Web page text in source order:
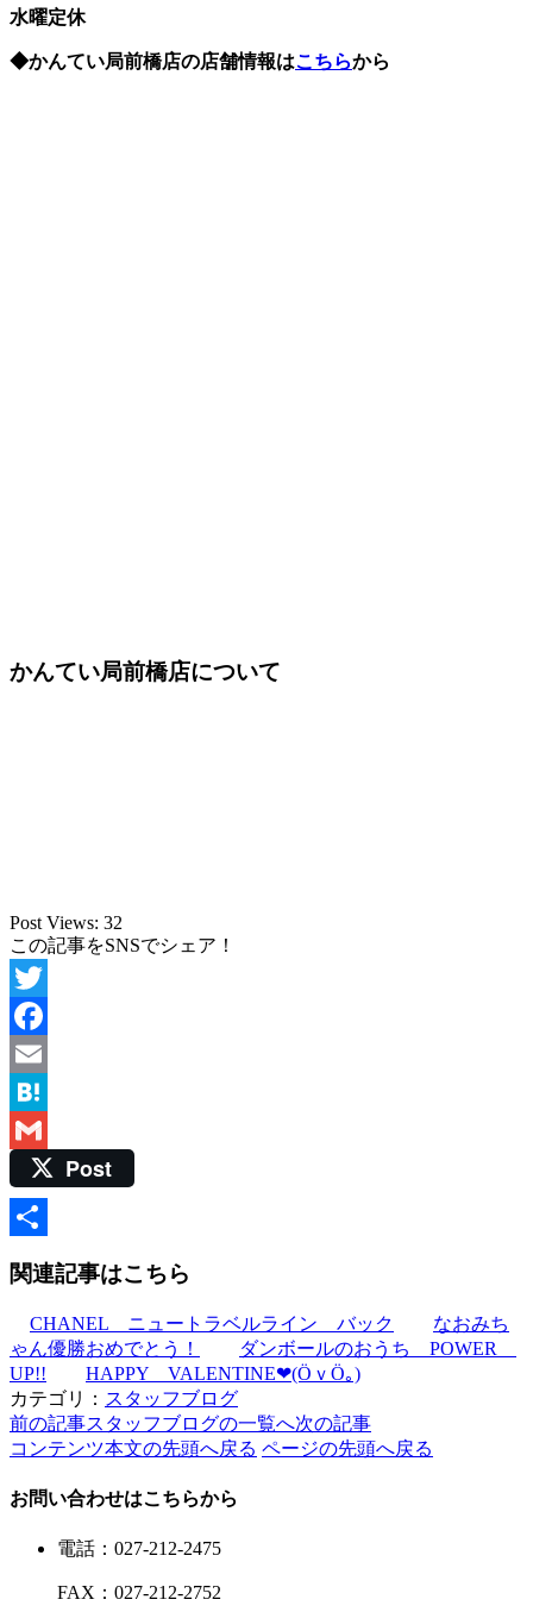
水曜定休
◆かんてい局前橋店の店舗情報はこちらから
かんてい局前橋店について
Post Views: 32
この記事をSNSでシェア！
Twitter
Facebook
Email
Hatena
Gmail
Post
関連記事はこちら
CHANEL ニュートラベルライン バック
なおみち
ゃん優勝おめでとう！
ダンボールのおうち POWER
UP!!
HAPPY VALENTINE❤(ӦｖӦ｡)
カテゴリ： スタッフブログ
前の記事スタッフブログの一覧へ次の記事
コンテンツ本文の先頭へ戻る ページの先頭へ戻る
お問い合わせはこちらから
電話 ： 027-212-2475
FAX ： 027-212-2752